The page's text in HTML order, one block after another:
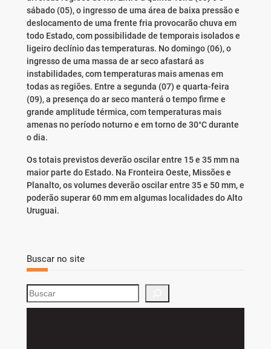
sábado (05), o ingresso de uma área de baixa pressão e
deslocamento de uma frente fria provocarão chuva em
todo Estado, com possibilidade de temporais isolados e
ligeiro declínio das temperaturas. No domingo (06), o
ingresso de uma massa de ar seco afastará as
instabilidades, com temperaturas mais amenas em
todas as regiões. Entre a segunda (07) e quarta-feira
(09), a presença do ar seco manterá o tempo firme e
grande amplitude térmica, com temperaturas mais
amenas no período noturno e em torno de 30°C durante
o dia.
Os totais previstos deverão oscilar entre 15 e 35 mm na
maior parte do Estado. Na Fronteira Oeste, Missões e
Planalto, os volumes deverão oscilar entre 35 e 50 mm, e
poderão superar 60 mm em algumas localidades do Alto
Uruguai.
Buscar no site
S
e